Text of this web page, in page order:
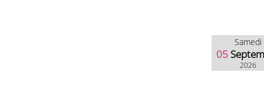
Samedi
05
2026